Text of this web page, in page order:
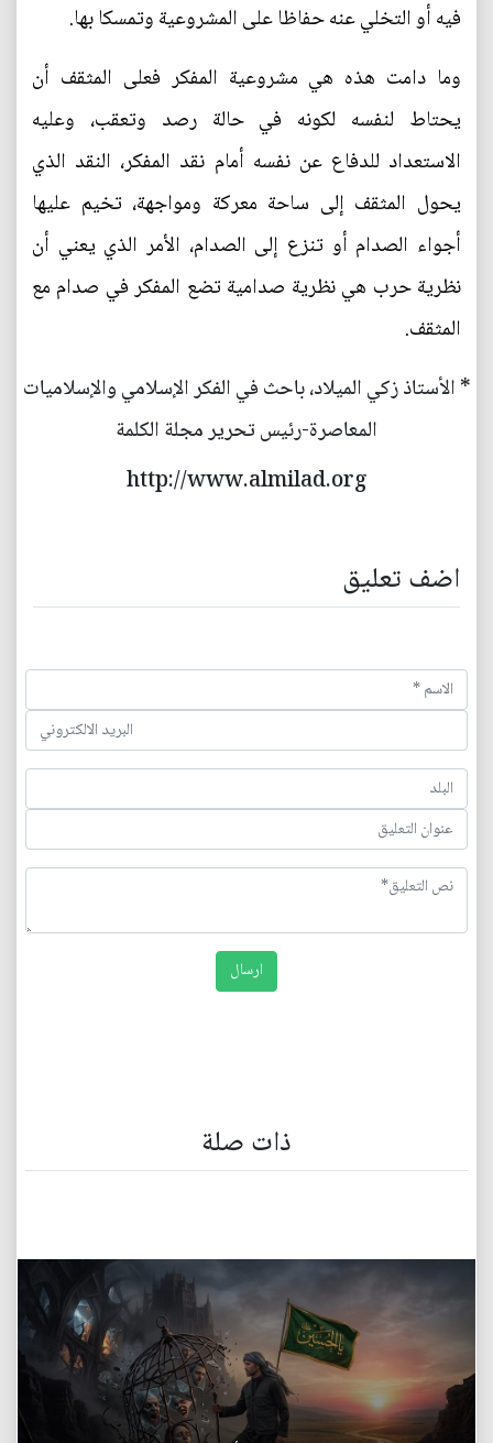
فيه أو التخلي عنه حفاظا على المشروعية وتمسكا بها.
وما دامت هذه هي مشروعية المفكر فعلى المثقف أن
يحتاط لنفسه لكونه في حالة رصد وتعقب، وعليه
الاستعداد للدفاع عن نفسه أمام نقد المفكر، النقد الذي
يحول المثقف إلى ساحة معركة ومواجهة، تخيم عليها
أجواء الصدام أو تنزع إلى الصدام، الأمر الذي يعني أن
نظرية حرب هي نظرية صدامية تضع المفكر في صدام مع
المثقف.
* الأستاذ زكي الميلاد، باحث في الفكر الإسلامي والإسلاميات
المعاصرة-رئيس تحرير مجلة الكلمة
http://www.almilad.org
اضف تعليق
ذات صلة